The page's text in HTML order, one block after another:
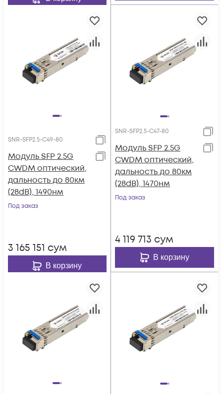
SNR-SFP2.5-C49-80
Модуль SFP 2.5G
CWDM оптический,
дальность до 80км
(28dB), 1490нм
Под заказ
3 165 151 сум
В корзину
SNR-SFP2.5-C47-80
Модуль SFP 2.5G
CWDM оптический,
дальность до 80км
(28dB), 1470нм
Под заказ
4 119 713 сум
В корзину